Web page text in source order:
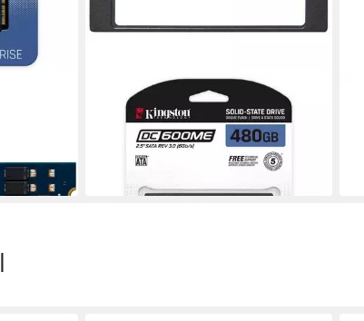
KINGSTON
DC600ME 480GB SATA SSD
Enterprise 2.5 Zoll interne SSD
599,00 €
17,39 €mtl. in 48 Raten